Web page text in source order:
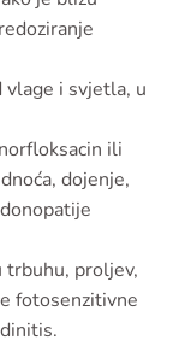
vlage i svjetla, u
ili
dojenje,
trbuhu, proljev,
fotosenzitivne